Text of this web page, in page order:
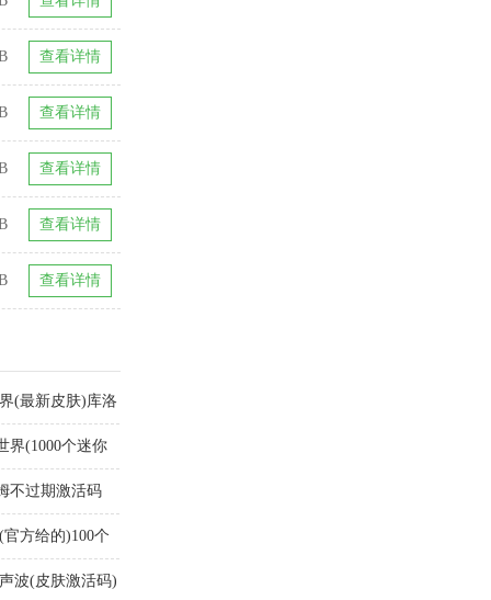
查看详情
查看详情
查看详情
查看详情
查看详情
(最新皮肤)库洛
界(1000个迷你
不过期激活码
方给的)100个
波(皮肤激活码)